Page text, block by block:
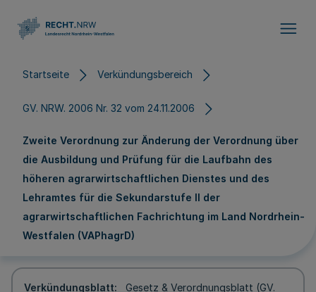
Startseite Verkündungsbereich
GV. NRW. 2006 Nr. 32 vom 24.11.2006
Zweite Verordnung zur Änderung der Verordnung über
die Ausbildung und Prüfung für die Laufbahn des
höheren agrarwirtschaftlichen Dienstes und des
Lehramtes für die Sekundarstufe II der
agrarwirtschaftlichen Fachrichtung im Land Nordrhein-
Westfalen (VAPhagrD)
Verkündungsblatt
Gesetz & Verordnungsblatt (GV.